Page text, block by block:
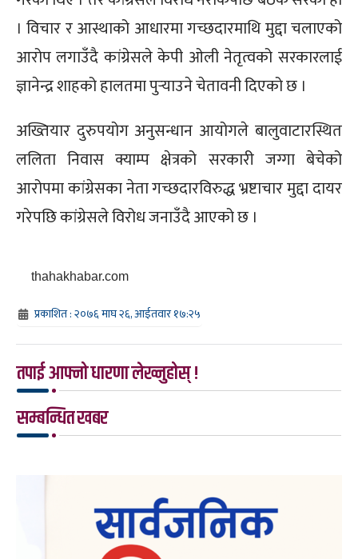
। विचार र आस्थाको आधारमा गच्छदारमाथि मुद्दा चलाएको
आरोप लगाउँदै कांग्रेसले केपी ओली नेतृत्वको सरकारलाई
ज्ञानेन्द्र शाहको हालतमा पुर्‍याउने चेतावनी दिएको छ ।
अख्तियार दुरुपयोग अनुसन्धान आयोगले बालुवाटारस्थित
ललिता निवास क्याम्प क्षेत्रको सरकारी जग्गा बेचेको
आरोपमा कांग्रेसका नेता गच्छदारविरुद्ध भ्रष्टाचार मुद्दा दायर
गरेपछि कांग्रेसले विरोध जनाउँदै आएको छ ।
thahakhabar.com
प्रकाशित : २०७६ माघ २६, आईतवार १७:२५
तपाई आफ्नो धारणा लेख्नुहोस् !
सम्बन्धित खबर